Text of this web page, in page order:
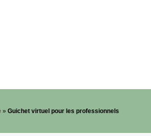
» Guichet virtuel pour les professionnels